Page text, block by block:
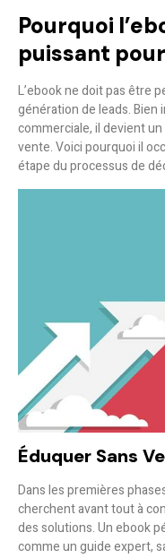
Pourquoi
puissant
L’ebook ne doit pas être
génération de leads.
commerciale, il devient
vente. Voici pourquoi il
étape du processus de
Éduquer Sans
Dans les premières
cherchent avant tout à
des solutions. Un ebook
comme un guide expert,